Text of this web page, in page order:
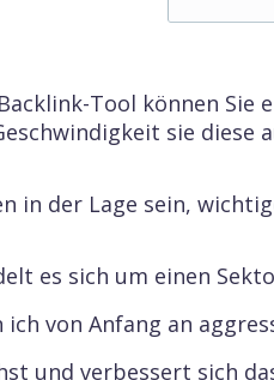
Tool können Sie
sie diese
in der Lage sein,
es sich um einen
ich von Anfang an
und verbessert sich